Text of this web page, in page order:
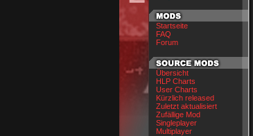
Startseite
FAQ
Forum
Übersicht
HLP Charts
User Charts
Kürzlich released
Zuletzt aktualisiert
Zufällige Mod
Singleplayer
Multiplayer